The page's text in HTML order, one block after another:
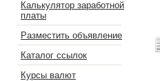
Калькулятор заработной
платы
Разместить объявление
Каталог ссылок
Курсы валют